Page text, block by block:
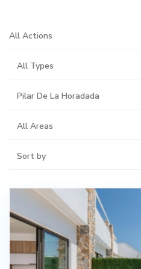
All Actions
All Types
Pilar De La Horadada
All Areas
Sort by